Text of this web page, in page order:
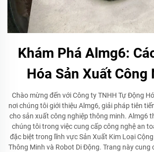
Khám Phá Almg6:
Hóa Sản Xuất Công
Chào mừng đến với Công ty TNHH Tự Động
nơi chúng tôi giới thiệu Almg6, giải pháp tiên
cho sản xuất công nghiệp thông minh. Almg6
chúng tôi trong việc cung cấp công nghệ an
đặc biệt trong lĩnh vực Sản Xuất Kim Loại
Thông Minh và Robot Di Động. Trang này cung